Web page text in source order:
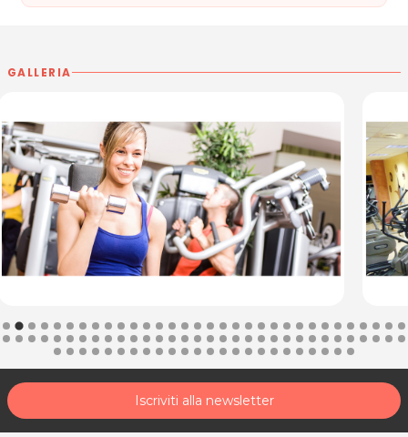
33100 Udine
P.IVA 02512870300
scrivi a
posta@espevia.it
GALLERIA
Iscriviti alla newsletter